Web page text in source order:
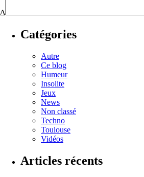
Δ
Catégories
Autre
Ce blog
Humeur
Insolite
Jeux
News
Non classé
Techno
Toulouse
Vidéos
Articles récents